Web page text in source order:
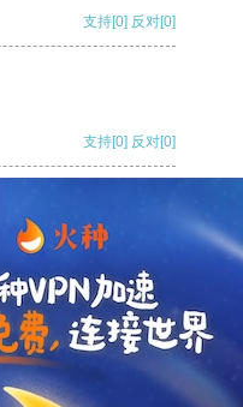
支持[0] 反对[0]
支持[0] 反对[0]
反对